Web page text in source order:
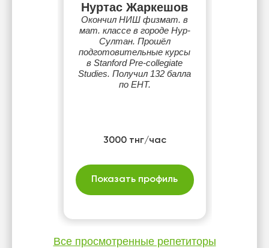
Нуртас Жаркешов
Окончил НИШ физмат. в
мат. классе в городе Нур-
Султан. Прошёл
подготовительные курсы
в Stanford Pre-collegiate
Studies. Получил 132 балла
по ЕНТ.
3000 тнг/час
Показать профиль
Все просмотренные репетиторы